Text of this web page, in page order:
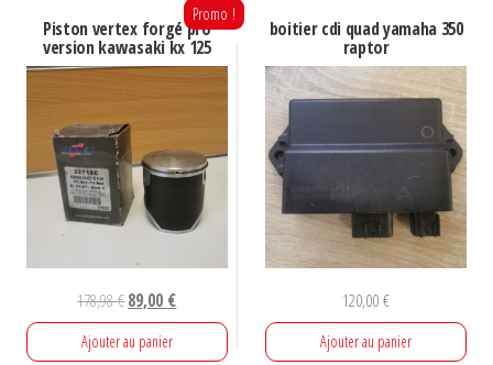
Piston vertex forgé pro
version kawasaki kx 125
Promo !
178,98€Le
prix
initial
89,00 €Le
prix
Ajouter au panier
boitier cdi quad yamaha 350
raptor
120,00€
Ajouter au panier